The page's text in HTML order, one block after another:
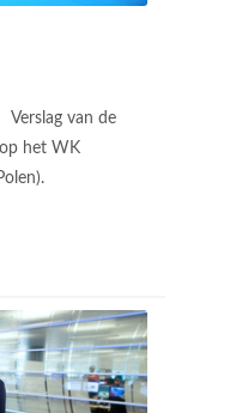
Verslag van de
het WK